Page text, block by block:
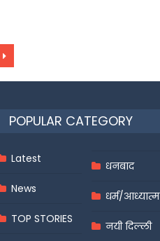
POPULAR CATEGORY
Latest
News
TOP STORIES
धनबाद
धर्म/आध्यात्म
नयी दिल्ली